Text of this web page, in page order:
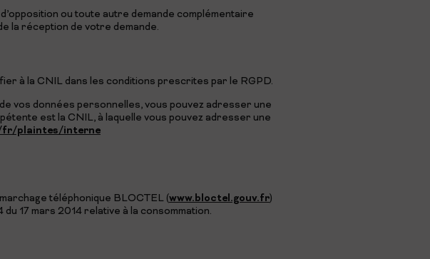
ou toute autre demande complémentaire
la réception de votre demande.
à la CNIL dans les conditions prescrites par le RGPD.
vos données personnelles, vous pouvez adresser une
est la CNIL, à laquelle vous pouvez adresser une
plaintes/interne
téléphonique BLOCTEL (www.bloctel.gouv.fr)
17 mars 2014 relative à la consommation.